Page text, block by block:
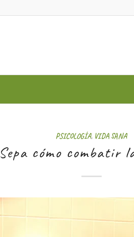
PSICOLOGÍA, VIDA SANA
Sepa cómo combatir